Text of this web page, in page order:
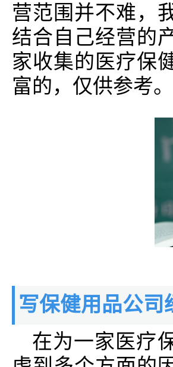
营范围并不难，
结合自己经营的
家收集的医疗保
富的，仅供参考。
写保健用品公司
在为一家医疗